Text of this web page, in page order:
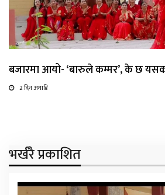
बजारमा आयो- ‘बारुले कम्मर’, के छ
2 दिन अगाडि
भर्खरै प्रकाशित